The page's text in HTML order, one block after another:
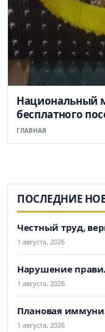
Национальный
бесплатного
ГЛАВНАЯ
ПОСЛЕДНИЕ
Честный труд,
1 августа, 2026
Нарушение
1 августа, 2026
Плановая
1 августа, 2026